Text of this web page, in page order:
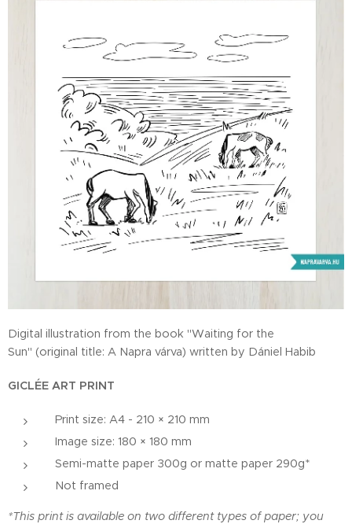
Digital illustration from the book "Waiting for the
Sun" (original title: A Napra várva) written by Dániel Habib
GICLÉE ART PRINT
Print size: A4 - 210 × 210 mm
Image size: 180 × 180 mm
Semi-matte paper 300g or matte paper 290g*
Not framed
*This print is available on two different types of paper; you